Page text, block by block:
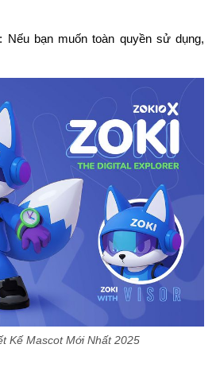
: Nếu bạn muốn toàn quyền sử dụng,
Kế Mascot Mới Nhất 2025